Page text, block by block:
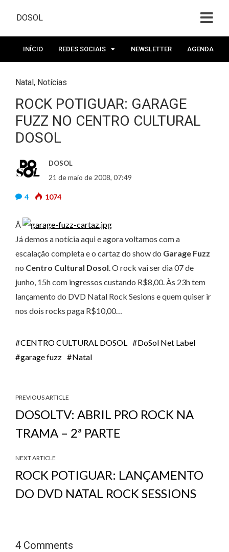
DOSOL
INÍCIO REDES SOCIAIS NEWSLETTER AGENDA
Natal, Notícias
ROCK POTIGUAR: GARAGE
FUZZ NO CENTRO CULTURAL
DOSOL
DOSOL
21 de maio de 2008, 07:49
4 1074
Â
Já demos a notícia aqui e agora voltamos com a
escalação completa e o cartaz do show do Garage Fuzz
no Centro Cultural Dosol. O rock vai ser dia 07 de
junho, 15h com ingressos custando R$8,00. Às 23h tem
lançamento do DVD Natal Rock Sesions e quem quiser ir
nos dois rocks paga R$10,00…
CENTRO CULTURAL DOSOL
DoSol Net Label
garage fuzz
Natal
PREVIOUS ARTICLE
DOSOLTV: ABRIL PRO ROCK NA
TRAMA – 2ª PARTE
NEXT ARTICLE
ROCK POTIGUAR: LANÇAMENTO
DO DVD NATAL ROCK SESSIONS
4 Comments